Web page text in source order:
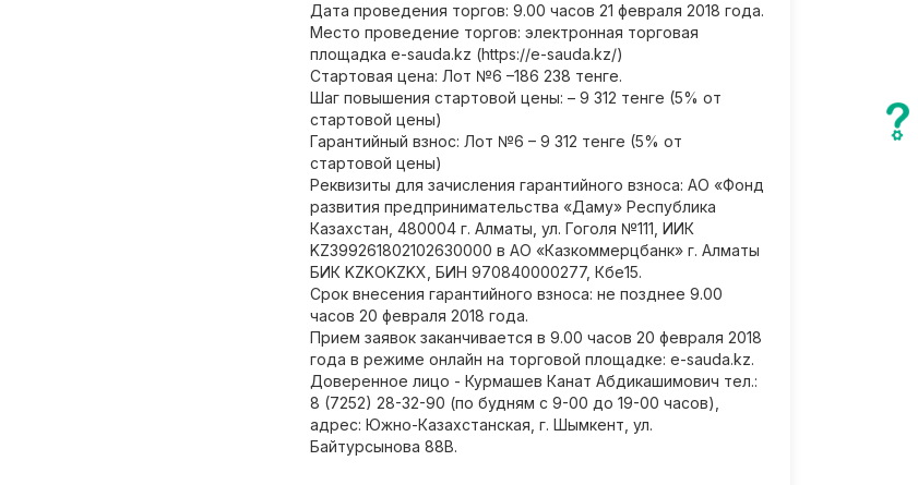
Дата проведения торгов: 9.00 часов 21 февраля 2018 года.
Место проведение торгов: электронная торговая
площадка e-sauda.kz (https://e-sauda.kz/)
Стартовая цена: Лот №6 –186 238 тенге.
Шаг повышения стартовой цены: – 9 312 тенге (5% от
стартовой цены)
Гарантийный взнос: Лот №6 – 9 312 тенге (5% от
стартовой цены)
Реквизиты для зачисления гарантийного взноса: АО «Фонд
развития предпринимательства «Даму» Республика
Казахстан, 480004 г. Алматы, ул. Гоголя №111, ИИК
KZ399261802102630000 в АО «Казкоммерцбанк» г. Алматы
БИК KZKOKZKX, БИН 970840000277, Кбе15.
Срок внесения гарантийного взноса: не позднее 9.00
часов 20 февраля 2018 года.
Прием заявок заканчивается в 9.00 часов 20 февраля 2018
года в режиме онлайн на торговой площадке: e-sauda.kz.
Доверенное лицо - Курмашев Канат Абдикашимович тел.:
8 (7252) 28-32-90 (по будням с 9-00 до 19-00 часов),
адрес: Южно-Казахстанская, г. Шымкент, ул.
Байтурсынова 88В.